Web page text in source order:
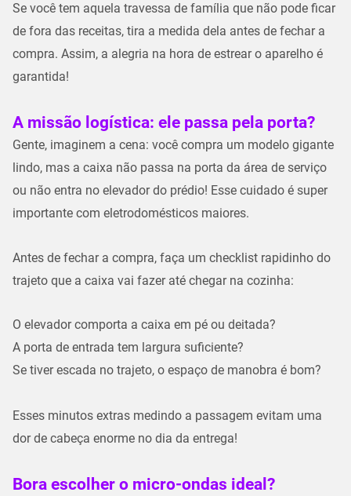
Se você tem aquela travessa de família que não pode ficar
de fora das receitas, tira a medida dela antes de fechar a
compra. Assim, a alegria na hora de estrear o aparelho é
garantida!
A missão logística: ele passa pela porta?
Gente, imaginem a cena: você compra um modelo gigante
lindo, mas a caixa não passa na porta da área de serviço
ou não entra no elevador do prédio! Esse cuidado é super
importante com eletrodomésticos maiores.
Antes de fechar a compra, faça um checklist rapidinho do
trajeto que a caixa vai fazer até chegar na cozinha:
O elevadorcomporta a caixa em pé ou deitada?
A porta de entrada tem largura suficiente?
Se tiverescada no trajeto, o espaço de manobra é bom?
Esses minutos extras medindo a passagem evitam uma
dor de cabeça enorme no dia da entrega!
Bora escolher o micro-ondas ideal?